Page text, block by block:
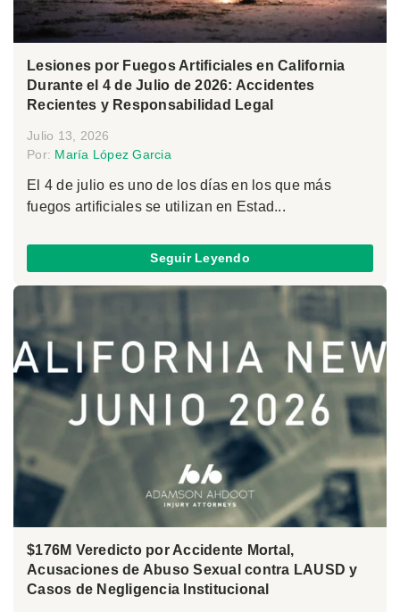
Lesiones por Fuegos Artificiales en California
Durante el 4 de Julio de 2026: Accidentes
Recientes y Responsabilidad Legal
Julio 13, 2026
Por: María López Garcia
El 4 de julio es uno de los días en los que más
fuegos artificiales se utilizan en Estad...
Seguir Leyendo
$176M Veredicto por Accidente Mortal,
Acusaciones de Abuso Sexual contra LAUSD y
Casos de Negligencia Institucional